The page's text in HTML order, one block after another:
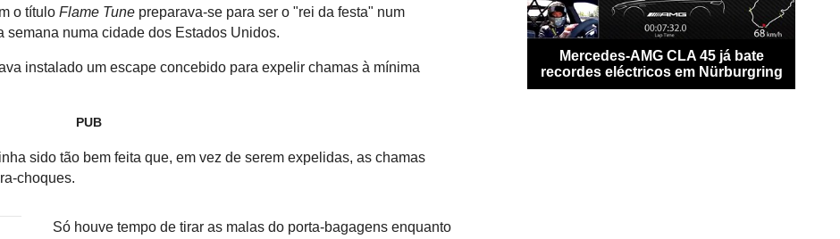
o títuloFlame Tune preparava-se para ser o "rei da festa" num
semana numa cidade dos Estados Unidos.
instalado um escape concebido para expelir chamas à mínima
PUB
sido tão bem feita que, em vez de serem expelidas, as chamas
choques.
Só houve tempo de tirar as malas do porta-bagagens enquanto
para o puro gozo ao volante
Mercedes-AMG CLA 45 já bate
recordes eléctricos em Nürburgring